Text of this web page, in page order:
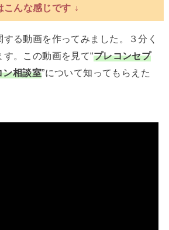
こんな感じです ↓
る動画を作ってみました。３分く
。この動画を見て“プレコンセプ
ン相談室”について知ってもらえた